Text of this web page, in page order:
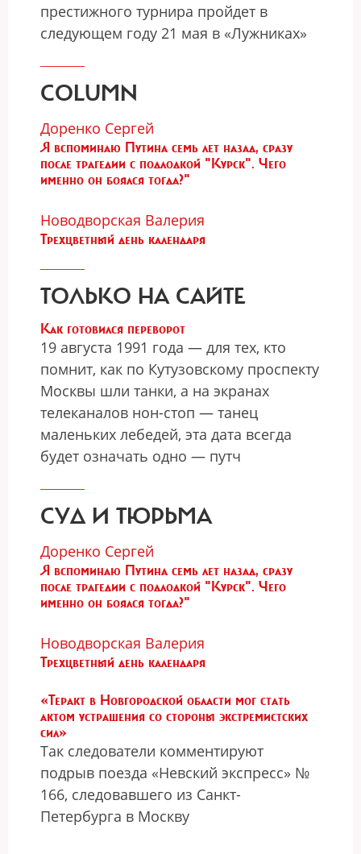
престижного турнира пройдет в
следующем году 21 мая в «Лужниках»
COLUMN
Доренко Сергей
Я вспоминаю Путина семь лет назад, сразу
после трагедии с подлодкой "Курск". Чего
именно он боялся тогда?"
Новодворская Валерия
Трехцветный день календаря
ТОЛЬКО НА САЙТЕ
Как готовился переворот
19 августа 1991 года — для тех, кто
помнит, как по Кутузовскому проспекту
Москвы шли танки, а на экранах
телеканалов нон-стоп — танец
маленьких лебедей, эта дата всегда
будет означать одно — путч
СУД И ТЮРЬМА
Доренко Сергей
Я вспоминаю Путина семь лет назад, сразу
после трагедии с подлодкой "Курск". Чего
именно он боялся тогда?"
Новодворская Валерия
Трехцветный день календаря
«Теракт в Новгородской области мог стать
актом устрашения со стороны экстремистских
сил»
Так следователи комментируют
подрыв поезда «Невский экспресс» №
166, следовавшего из Санкт-
Петербурга в Москву